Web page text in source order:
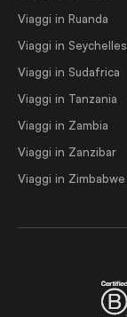
Viaggi in Ruanda
Viaggi in Seychelles
Viaggi in Sudafrica
Viaggi in Tanzania
Viaggi in Zambia
Viaggi in Zanzibar
Viaggi in Zimbabwe